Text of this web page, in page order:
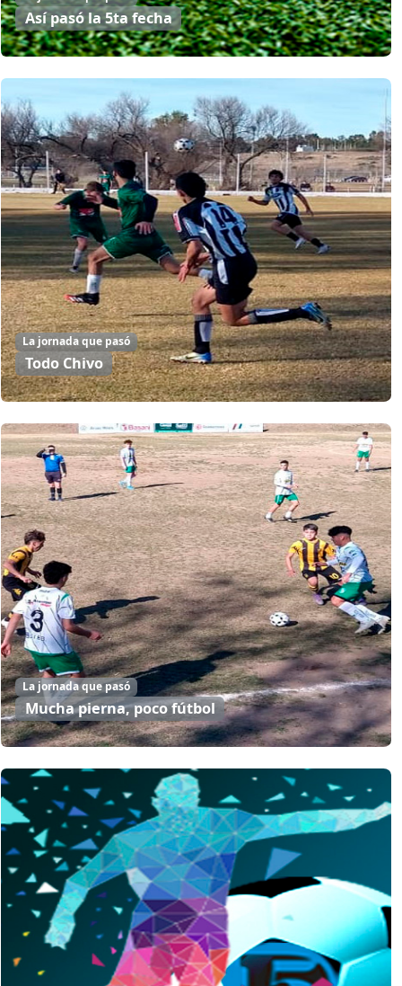
Así pasó la 5ta fecha
La jornada que pasó
Todo Chivo
La jornada que pasó
Mucha pierna, poco fútbol